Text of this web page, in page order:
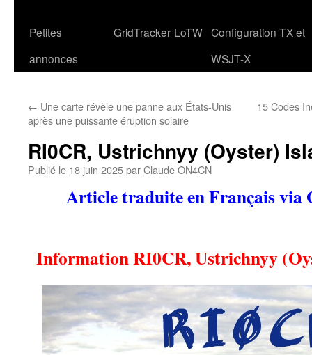
Petites
annonces
GridTracker LoTW Configuration TX et
WSJT-X
← Une carte révèle une panne aux États-Unis
après une puissante éruption solaire
15 Codes
RI0CR, Ustrichnyy (Oyster)
Publié le 18 juin 2025parClaude ON4CN
Article traduite en Français via
Information RI0CR, Ustrichnyy